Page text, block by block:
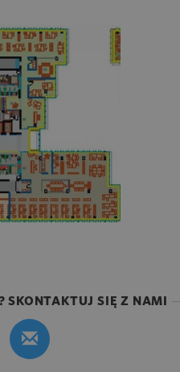
SKONTAKTUJ SIĘ Z NAMI